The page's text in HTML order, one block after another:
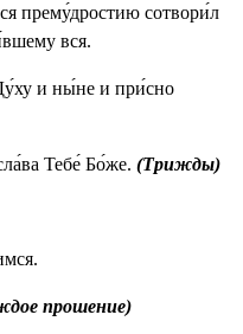
прему́дростию сотвори́л
вся.
и ны́не и при́сно
Тебе́ Бо́же. (Трижды)
прошение)